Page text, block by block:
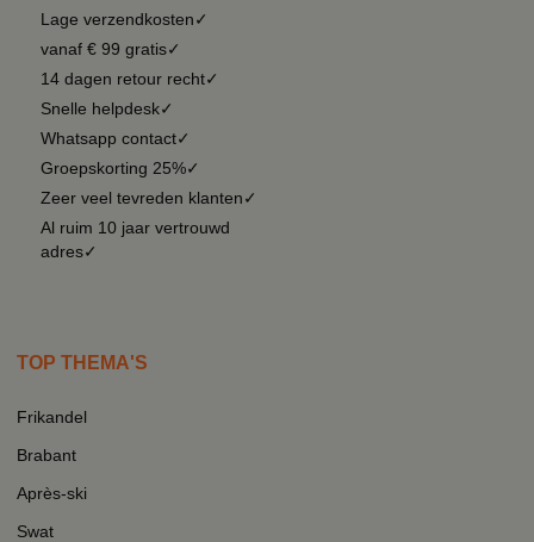
Lage verzendkosten✓
vanaf € 99 gratis✓
14 dagen retour recht✓
Snelle helpdesk✓
Whatsapp contact✓
Groepskorting 25%✓
Zeer veel tevreden klanten✓
Al ruim 10 jaar vertrouwd
adres✓
TOP THEMA'S
Frikandel
Brabant
Après-ski
Swat